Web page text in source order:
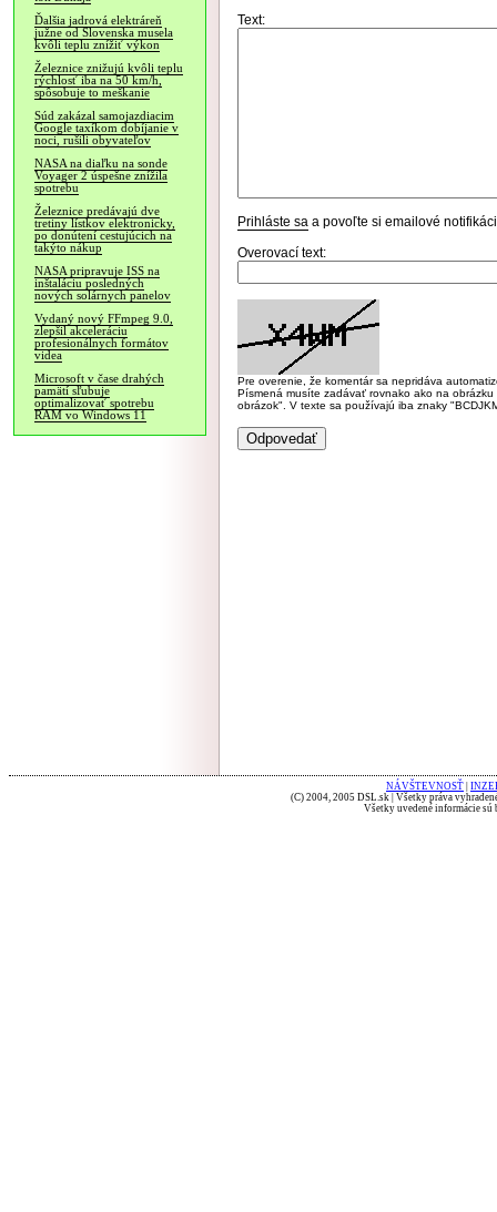
Ďalšia jadrová elektráreň
južne od Slovenska musela
kvôli teplu znížiť výkon
Železnice znižujú kvôli teplu
rýchlosť iba na 50 km/h,
spôsobuje to meškanie
Súd zakázal samojazdiacim
Google taxíkom dobíjanie v
noci, rušili obyvateľov
NASA na diaľku na sonde
Voyager 2 úspešne znížila
spotrebu
Železnice predávajú dve
tretiny lístkov elektronicky,
po donútení cestujúcich na
takýto nákup
NASA pripravuje ISS na
inštaláciu posledných
nových solárnych panelov
Vydaný nový FFmpeg 9.0,
zlepšil akceleráciu
profesionálnych formátov
videa
Microsoft v čase drahých
pamätí sľubuje
optimalizovať spotrebu
RAM vo Windows 11
Text:
Prihláste sa a povoľte si emailové
Overovací text:
Pre overenie, že komentár sa nepridáva
Písmená musíte zadávať rovnako ako na
obrázok". V texte sa používajú iba znaky
NÁVŠTEVNOSŤ
(C) 2004, 2005 DSL.sk | Všetky práva
Všetky uvedené informácie sú